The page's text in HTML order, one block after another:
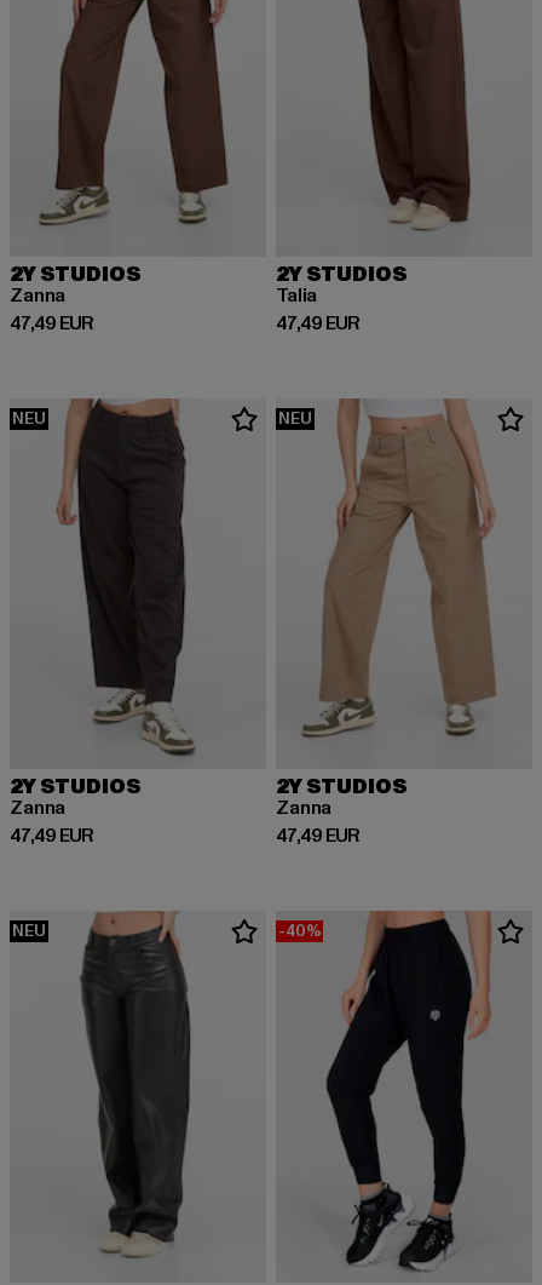
2Y STUDIOS
Zanna
47,49 EUR
Derzeitiger Preis: 47,49 EUR
2Y STUDIOS
Talia
47,49 EUR
Derzeitiger Preis: 47,49 EUR
NEU
2Y STUDIOS
Zanna
47,49 EUR
Derzeitiger Preis: 47,49 EUR
NEU
2Y STUDIOS
Zanna
47,49 EUR
Derzeitiger Preis: 47,49 EUR
NEU -40%